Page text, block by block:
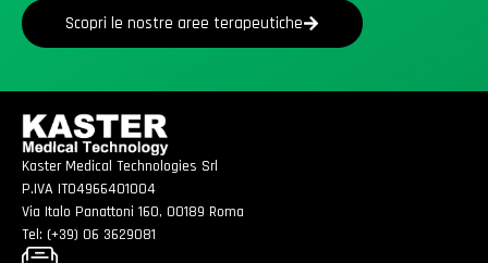
Kaster Medical Technologies Srl
P.IVA IT04966401004
Via Italo Panattoni 160, 00189 Roma
Tel: (+39) 06 3629081
Scopri le nostre aree terapeutiche